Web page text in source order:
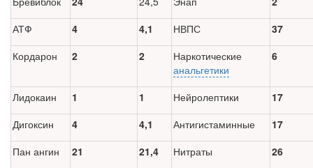
АТФ
4 4,1 НВПС
37
Кордарон
2 2
Наркотические
анальгетики
6
Лидокаин 1 1 Нейролептики
17
Дигоксин
4 4,1 Антигистаминные
17
Пан ангин
21 21,4 Нитраты
26